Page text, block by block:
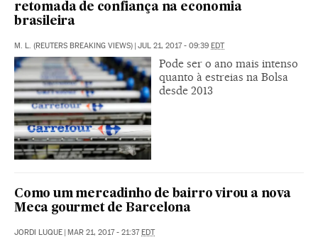
retomada de confiança na economia
brasileira
M. L. (REUTERS BREAKING VIEWS) | JUL 21, 2017 - 09:39 EDT
Pode ser o ano mais intenso
quanto à estreias na Bolsa
desde 2013
Como um mercadinho de bairro virou a nova
Meca gourmet de Barcelona
JORDI LUQUE | MAR 21, 2017 - 21:37EDT